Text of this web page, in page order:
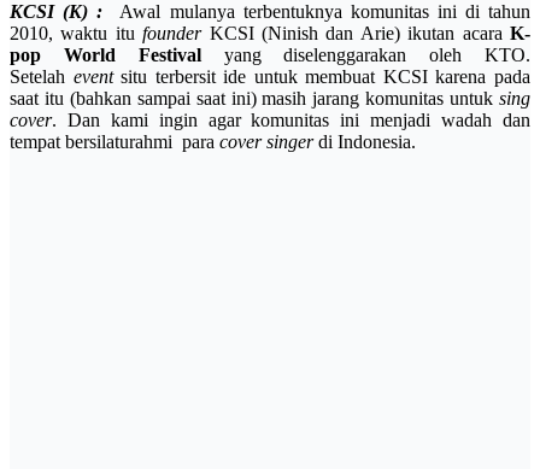
KCSI (K) :
Awal mulanya terbentuknya komunitas ini di tahun
2010, waktu itufounderKCSI (Ninish dan Arie) ikutan acaraK-
pop World Festivalyang diselenggarakan oleh KTO.
Setelah eventsitu terbersit ide untuk membuat KCSI karena pada
saat itu (bahkan sampai saat ini) masih jarang komunitas untuk sing
cover. Dan kami ingin agar komunitas ini menjadi wadah dan
tempat bersilaturahmi para cover singerdi Indonesia.